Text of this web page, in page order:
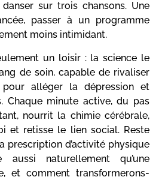
sur trois chansons. Une
passer à un programme
moins intimidant.
un loisir : la science le
de soin, capable de rivaliser
alléger la dépression et
Chaque minute active, du pas
nourrit la chimie cérébrale,
et retisse le lien social. Reste
prescription d’activité physique
aussi naturellement qu’une
et comment transformerons-